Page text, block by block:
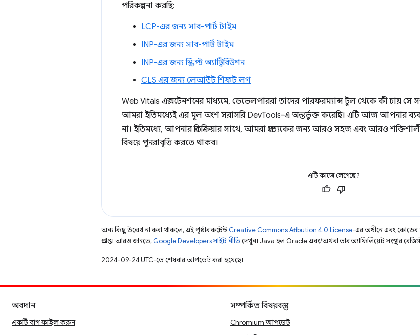
পরিকল্পনা করছি:
LCP-এর জন্য সাব-পার্ট টাইম
INP-এর জন্য সাব-পার্ট টাইম
INP-এর জন্য স্ক্রিপ্ট অ্যাট্রিবিউশন
CLS এর জন্য লেআউট শিফট লগ
Web Vitals এক্সটেনশনের মাধ্যমে, ডেভেলপাররা তাদের পারফরম্যান্স টুল থেকে কী চায় সে
আমরা ইতিমধ্যেই এর মূল অংশ সরাসরি DevTools-এ অন্তর্ভুক্ত করেছি। এটি আজ আপনার
না। ইতিমধ্যে, আপনার প্রতিক্রিয়ার সাথে, আমরা প্রত্যেকের জন্য আরও সহজ এবং আরও
বিষয়ে পুনরাবৃত্তি করতে থাকব।
এটি কাজে লেগেছে?
অন্য কিছু উল্লেখ না করা থাকলে, এই পৃষ্ঠার কন্টেন্ট Creative Commons Attribution 4.0 License-এর অধীনে এবং কোডের
প্রাপ্ত। আরও জানতে, Google Developers সাইট নীতিদেখুন। Java হল Oracle এবং/অথবা তার অ্যাফিলিয়েট সংস্থার
2024-09-24 UTC-তে শেষবার আপডেট করা হয়েছে।
অবদান
একটি বাগ ফাইল করুন
সম্পর্কিত বিষয়বস্তু
Chromium আপডেট